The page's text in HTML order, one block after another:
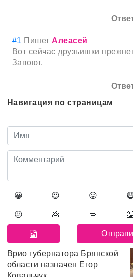
#1 Пишет Алеасей
Вот сейчас друзьишки
Завоют.
Навигация по страницам
😀 😍 😛
😖 💩 💋
Врио губернатора Брянской
области назначен Егор